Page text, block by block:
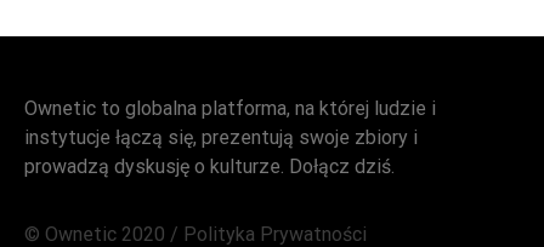
Ownetic to globalna platforma, na której ludzie i
instytucje łączą się, prezentują swoje zbiory i
prowadzą dyskusję o kulturze. Dołącz dziś.
© Ownetic 2020 / Polityka Prywatności